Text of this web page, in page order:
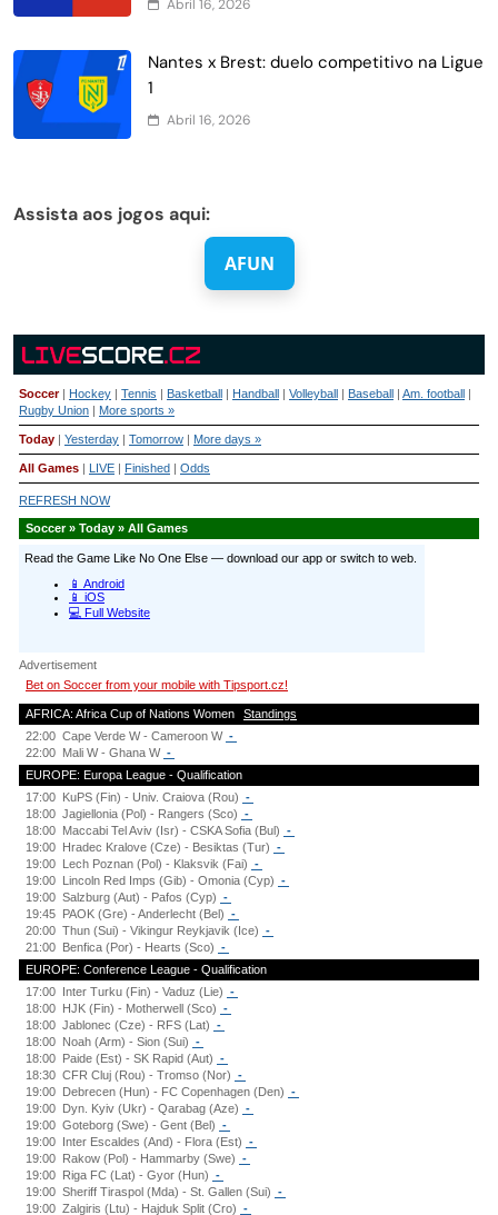
Abril 16, 2026
Nantes x Brest: duelo competitivo na Ligue
1
Abril 16, 2026
Assista aos jogos aqui:
AFUN